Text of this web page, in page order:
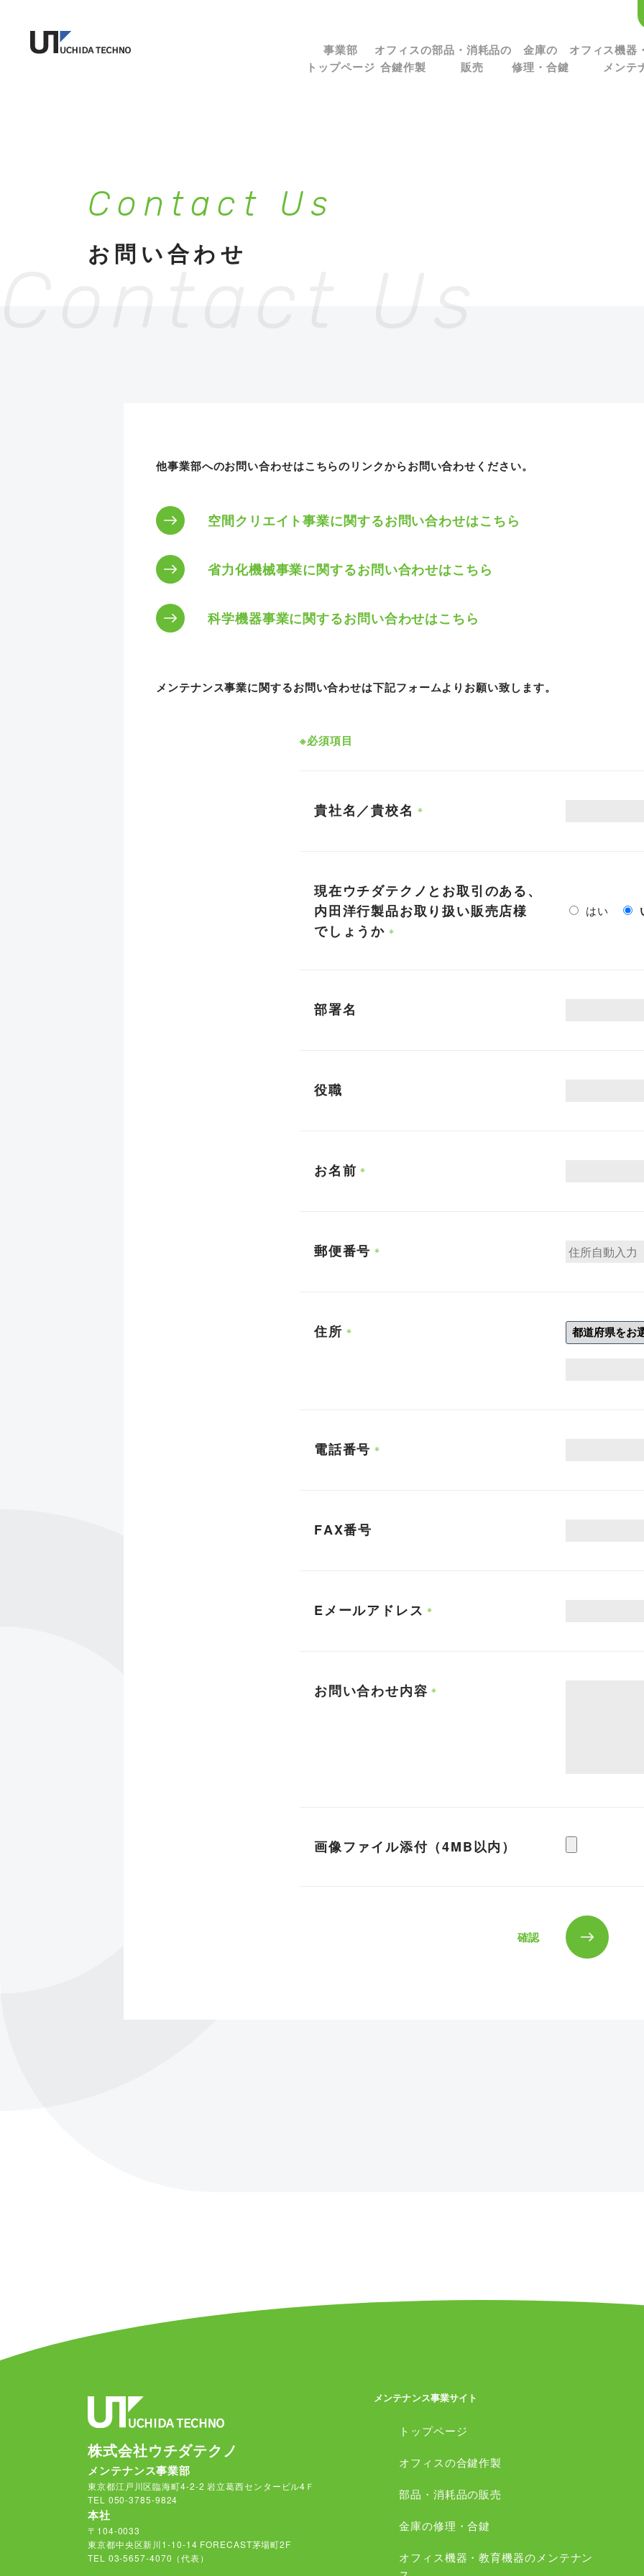
事業部
トップページ
オフィスの
合鍵作製
部品・消耗品の
販売
金庫の
修理・合鍵
オフィス機器
メンテ
Co n ta c t Us
お 問 い合わせ
Contact Us
他事業部へのお問い合わせはこちらのリンクからお問い合わせください。
空間クリエイト事業に関するお問い合わせはこちら
省力化機械事業に関するお問い合わせはこちら
科学機器事業に関するお問い合わせはこちら
メンテナンス事業に関するお問い合わせは下記フォームよりお願い致します。
※必須項目
貴社名／貴校名
現在ウチダテクノとお取引のある、
内田洋行製品お取り扱い販売店様
でしょうか
はい
部署名
役職
お名前
郵便番号
住所
電話番号
FAX番号
Eメールアドレス
お問い合わせ内容
画像ファイル添付（4MB以内）
株式会社ウチダテクノ
メンテナンス事業部
東京都江戸川区臨海町4-2-2 岩立葛西センタービル4Ｆ
TEL 050-3785-9824
本社
〒104-0033
東京都中央区新川1-10-14 FORECAST茅場町2F
TEL 03-5657-4070（代表）
メンテナンス事業サイト
トップページ
オフィスの合鍵作製
部品・消耗品の販売
金庫の修理・合鍵
オフィス機器・教育機器のメンテナン